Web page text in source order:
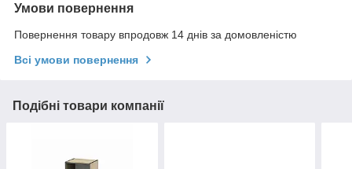
Умови повернення
Повернення товару впродовж 14 днів за домовленістю
Всі умови повернення
Подібні товари компанії